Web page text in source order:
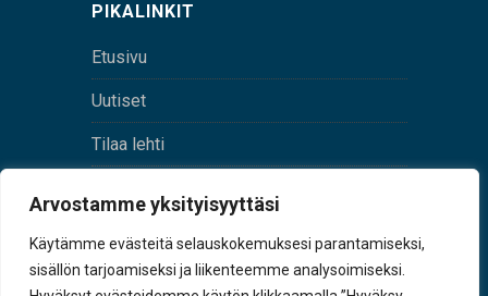
Arvostamme yksityisyyttäsi
Käytämme evästeitä selauskokemuksesi parantamiseksi,
sisällön tarjoamiseksi ja liikenteemme analysoimiseksi.
PIKALINKIT
Etusivu
Uutiset
Tilaa lehti